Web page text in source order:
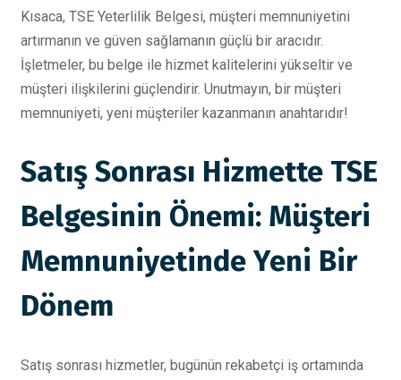
Kısaca, TSE Yeterlilik Belgesi, müşteri memnuniyetini
artırmanın ve güven sağlamanın güçlü bir aracıdır.
İşletmeler, bu belge ile hizmet kalitelerini yükseltir ve
müşteri ilişkilerini güçlendirir. Unutmayın, bir müşteri
memnuniyeti, yeni müşteriler kazanmanın anahtarıdır!
Satış Sonrası Hizmette TSE
Belgesinin Önemi: Müşteri
Memnuniyetinde Yeni Bir
Dönem
Satış sonrası hizmetler, bugünün rekabetçi iş ortamında